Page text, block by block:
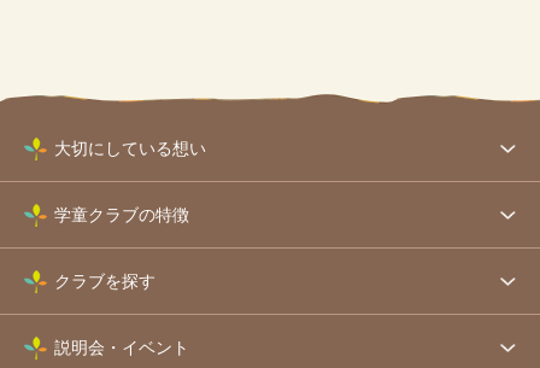
大切にしている想い
学童クラブの特徴
クラブを探す
説明会・イベント